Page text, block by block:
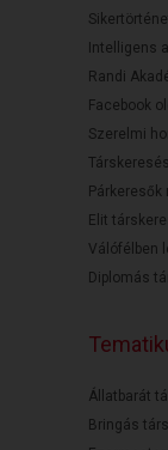
Intelligens
Randi
Facebook
Szerelmi
Elit
Válófélben
Diplomás
Állatbarát
Bringás